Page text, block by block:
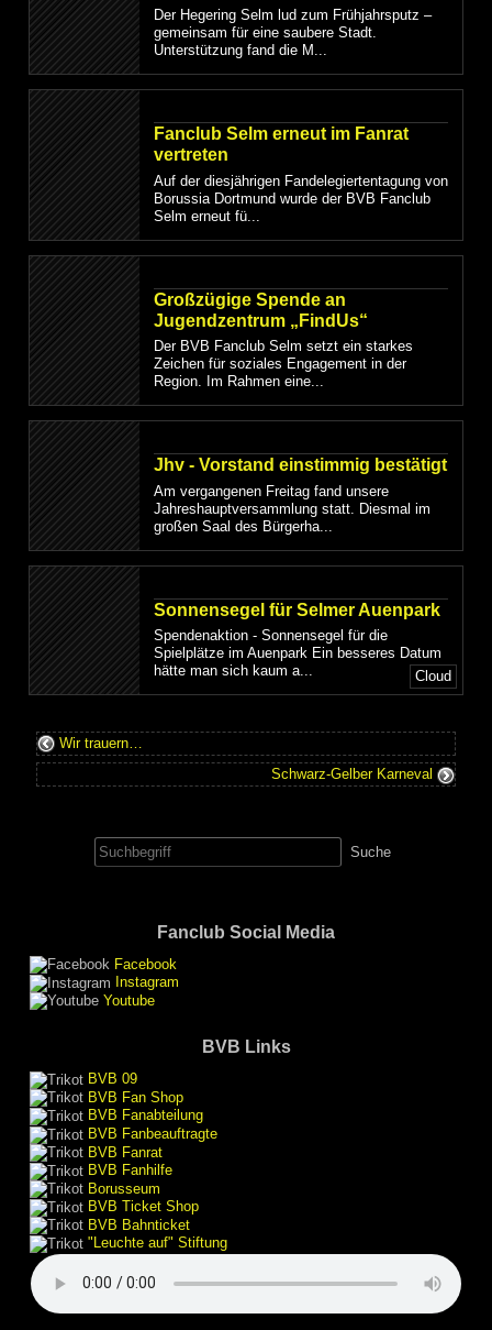
Der Hegering Selm lud zum Frühjahrsputz –
gemeinsam für eine saubere Stadt.
Unterstützung fand die M...
Fanclub Selm erneut im Fanrat
vertreten
Auf der diesjährigen Fandelegiertentagung von
Borussia Dortmund wurde der BVB Fanclub
Selm erneut fü...
Großzügige Spende an
Jugendzentrum „FindUs“
Der BVB Fanclub Selm setzt ein starkes
Zeichen für soziales Engagement in der
Region. Im Rahmen eine...
Jhv - Vorstand einstimmig bestätigt
Am vergangenen Freitag fand unsere
Jahreshauptversammlung statt. Diesmal im
großen Saal des Bürgerha...
Sonnensegel für Selmer Auenpark
Spendenaktion - Sonnensegel für die
Spielplätze im Auenpark Ein besseres Datum
hätte man sich kaum a...
Cloud
Wir trauern…
Schwarz-Gelber Karneval
nach:
Fanclub Social Media
Facebook
Instagram
Youtube
BVB Links
BVB 09
BVB Fan Shop
BVB Fanabteilung
BVB Fanbeauftragte
BVB Fanrat
BVB Fanhilfe
Borusseum
BVB Ticket Shop
BVB Bahnticket
"Leuchte auf" Stiftung